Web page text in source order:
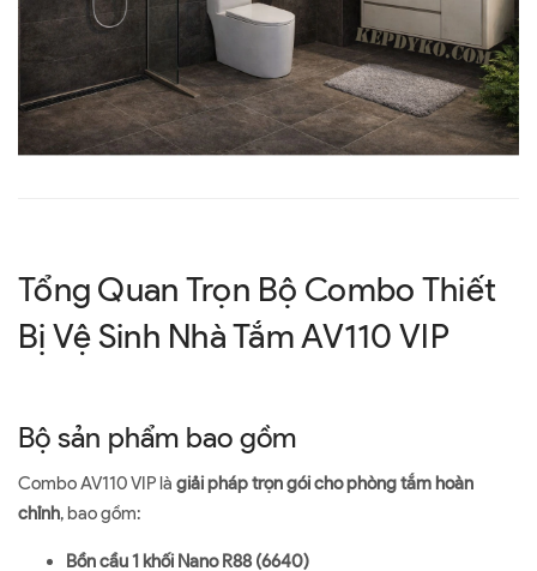
Tổng Quan Trọn Bộ Combo Thiết
Bị Vệ Sinh Nhà Tắm AV110 VIP
Bộ sản phẩm bao gồm
Combo AV110 VIP là giải pháp trọn gói cho phòng tắm hoàn
chỉnh, bao gồm:
Bồn cầu 1 khối Nano R88 (6640)